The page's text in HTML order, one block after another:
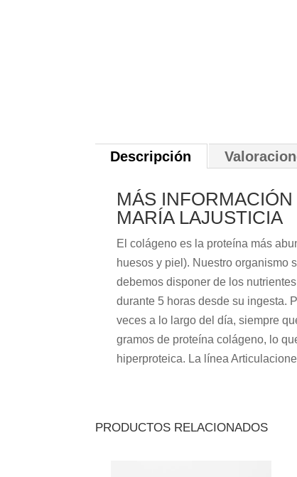
Descripción
MÁS
MARÍA LAJUSTICIA
El colágeno es la proteína más
huesos y piel). Nuestro organismo
debemos disponer de los
durante 5 horas desde su ingesta.
veces a lo largo del día, siempre
gramos de proteína colágeno, lo
hiperproteica. La línea
PRODUCTOS RELACIONADOS